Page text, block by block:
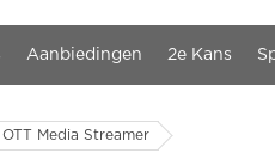
Aanbiedingen 2e Kans
Media Streamer